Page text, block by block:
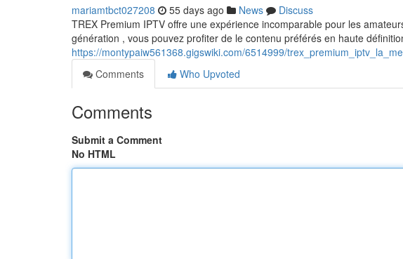
mariamtbct027208 55 days ago News
Discuss
TREX Premium IPTV offre une expérience incomparable pour les
génération , vous pouvez profiter de le contenu préférés en haute
https://montypaiw561368.gigswiki.com/6514999/
Comments
Who Upvoted
Comments
Submit a Comment
No HTML